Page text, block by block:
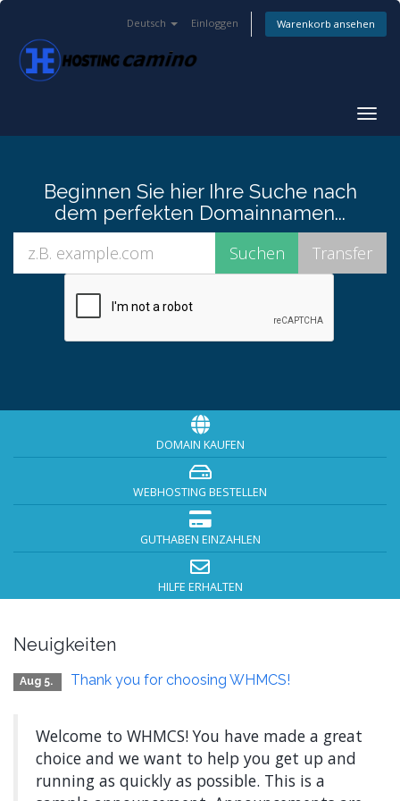
Deutsch Einloggen Warenkorb ansehen
ein-/
Beginnen Sie hier Ihre Suche nach
dem perfekten Domainnamen...
DOMAIN KAUFEN
WEBHOSTING BESTELLEN
GUTHABEN EINZAHLEN
HILFE ERHALTEN
Neuigkeiten
Aug 5. Thank you for choosing WHMCS!
Welcome to WHMCS! You have made a great
choice and we want to help you get up and
running as quickly as possible. This is a